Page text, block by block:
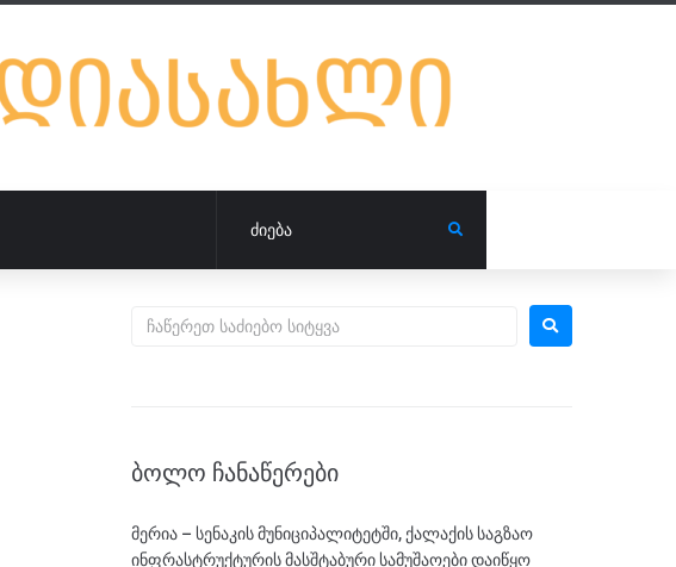
ᲑᲝᲚᲝ ᲩᲐᲜᲐᲬᲔᲠᲔᲑᲘ
მერია – სენაკის მუნიციპალიტეტში, ქალაქის საგზაო
ინფრასტრუქტურის მასშტაბური სამუშაოები დაიწყო